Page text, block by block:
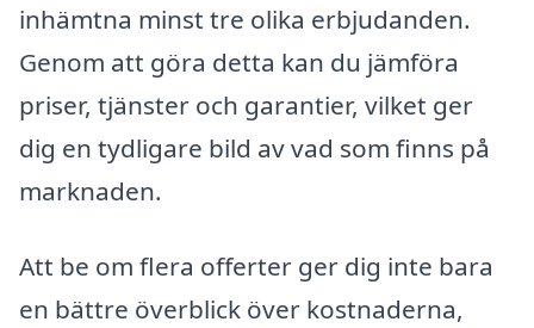
inhämtna minst tre olika erbjudanden.
Genom att göra detta kan du jämföra
priser, tjänster och garantier, vilket ger
dig en tydligare bild av vad som finns på
marknaden.
Att be om flera offerter ger dig inte bara
en bättre överblick över kostnaderna,